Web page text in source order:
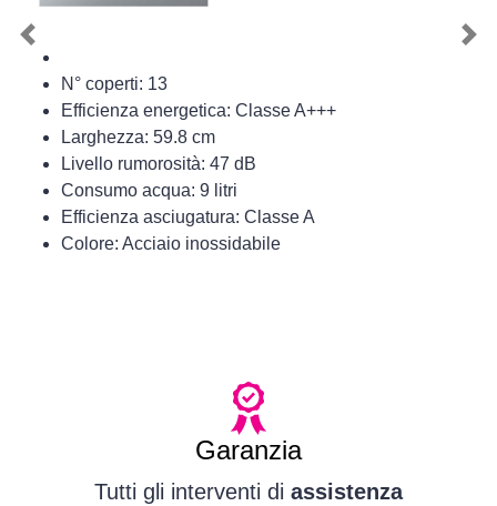
N° coperti: 13
Efficienza energetica: Classe A+++
Larghezza: 59.8 cm
Livello rumorosità: 47 dB
Consumo acqua: 9 litri
Efficienza asciugatura: Classe A
Colore: Acciaio inossidabile
Previous
Garanzia
Tutti gli interventi di assistenza